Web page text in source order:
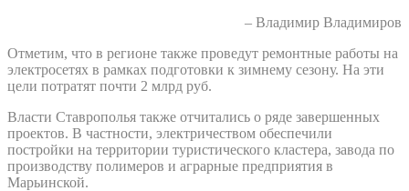
– Владимир Владимиров
Отметим, что в регионе также проведут ремонтные работы на
электросетях в рамках подготовки к зимнему сезону. На эти
цели потратят почти 2 млрд руб.
Власти Ставрополья также отчитались о ряде завершенных
проектов. В частности, электричеством обеспечили
постройки на территории туристического кластера, завода по
производству полимеров и аграрные предприятия в
Марьинской.